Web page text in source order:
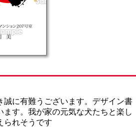
誠に有難うございます。デザイン書
ます。我が家の元気な犬たちと楽し
られそうです